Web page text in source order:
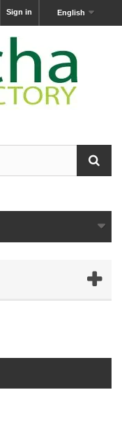
English
Sign in